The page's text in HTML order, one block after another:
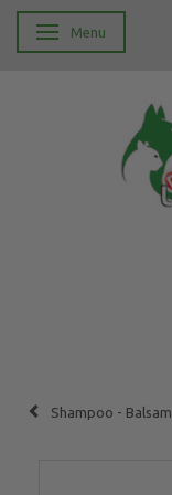
Skifte navigation
Menu
Shampoo - Balsam